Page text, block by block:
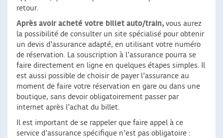
retour.
Après avoir acheté votre billet auto/train, vous aurez
la possibilité de consulter un site spécialisé pour obtenir
un devis d’assurance adapté, en utilisant votre numéro
de réservation. La souscription à l’assurance pourra se
faire directement en ligne en quelques étapes simples. Il
est aussi possible de choisir de payer l’assurance au
moment de faire votre réservation en gare ou dans une
boutique, sans devoir obligatoirement passer par
internet après l’achat du billet.
Il est important de se rappeler que faire appel à ce
service d’assurance spécifique n’est pas obligatoire :